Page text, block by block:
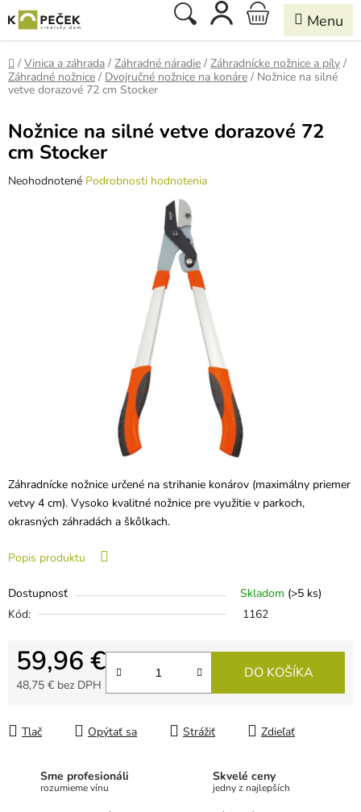
na
obsah
Hľadať
NÁKUPNÝ
KOŠÍK
Domov
/ Vinica a záhrada / Záhradné náradie / Záhradnícke nožnice a píly /
Záhradné nožnice / Dvojručné nožnice na konáre / Nožnice na silné
vetve dorazové 72 cm Stocker
Záhradnícke nožnice určené na strihanie konárov (maximálny priemer
vetvy 4 cm). Vysoko kvalitné nožnice pre využitie v parkoch,
okrasných záhradách a škôlkach.
Popis produktu
Dostupnosť Skladom (>5 ks)
Kód:
1162
59,96 €
48,75 € bez DPH
DO KOŠÍKA
Tlač Opýtať sa Strážiť Zdieľať
Nožnice na silné vetve dorazové 72
cm Stocker
Priemerné
Neohodnotené Podrobnosti hodnotenia
Sme profesionáli
rozumieme vínu
Skvelé ceny
jedny z najlepších